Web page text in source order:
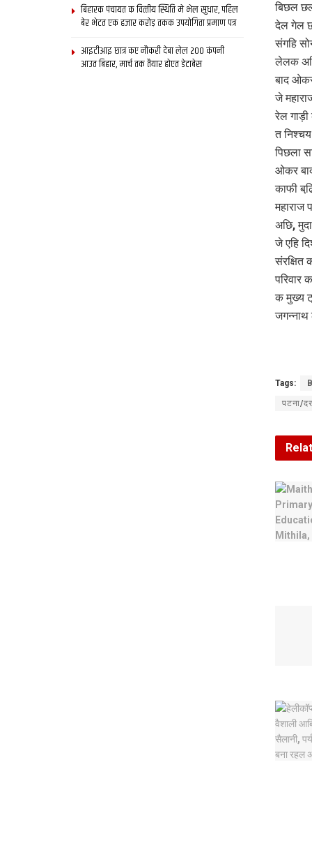
बिछल
देल गेल
संगहि
लेलक
बाद
जे
रेल
त
पिछला
ओकर
काफी
महाराज
अछि,
जे एहि
संरक्षित
परिवार
क मुख्य
जगन्नाथ
Tags:
पटना/
बिहारक पंचायत क वित्‍तीय स्थिति मे भेल सुधार, पहिल
बेर भेटत एक हजार करोड़ तकक उपयोगिता प्रमाण पत्र
आइटीआइ छात्र कए नौकरी देबा लेल 200 कंपनी
आउत बिहार, मार्च तक तैयार होएत डेटाबेस